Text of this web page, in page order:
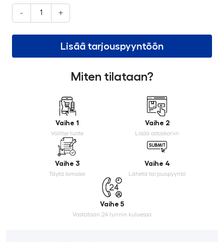
- +
Lisää tarjouspyyntöön
Miten tilataan?
Vaihe 1
Valitse tuote
Vaihe 2
Lisää ostoskoriin
Vaihe 3
Täytä lomake
Vaihe 4
Lähetä tarjouspyyntö
Vaihe 5
Vastataan 24 tunnin kuluessa